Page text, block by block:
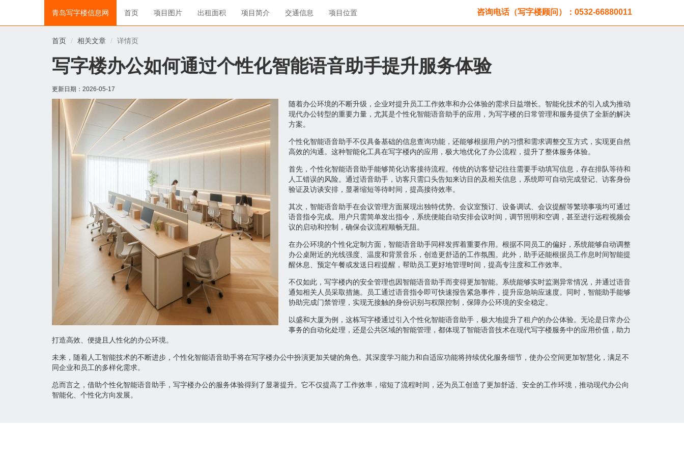
青岛写字楼信息网 首页 项目图片 出租面积 项目简介 交通信息 项目位置 咨询电话（写字楼顾问）：0532-66880011
首页 相关文章 详情页
写字楼办公如何通过个性化智能语音助手提升服务体验
更新日期： 2026-05-17
随着办公环境的不断升级，企业对提升员工工作效率和办公体验的需求日益增长。智能化技术的引入成为推动
现代办公转型的重要力量，尤其是个性化智能语音助手的应用，为写字楼的日常管理和服务提供了全新的解决
方案。
个性化智能语音助手不仅具备基础的信息查询功能，还能够根据用户的习惯和需求调整交互方式，实现更自然
高效的沟通。这种智能化工具在写字楼内的应用，极大地优化了办公流程，提升了整体服务体验。
首先，个性化智能语音助手能够简化访客接待流程。传统的访客登记往往需要手动填写信息，存在排队等待和
人工错误的风险。通过语音助手，访客只需口头告知来访目的及相关信息，系统即可自动完成登记、访客身份
验证及访谈安排，显著缩短等待时间，提高接待效率。
其次，智能语音助手在会议管理方面展现出独特优势。会议室预订、设备调试、会议提醒等繁琐事项均可通过
语音指令完成。用户只需简单发出指令，系统便能自动安排会议时间，调节照明和空调，甚至进行远程视频会
议的启动和控制，确保会议流程顺畅无阻。
在办公环境的个性化定制方面，智能语音助手同样发挥着重要作用。根据不同员工的偏好，系统能够自动调整
办公桌附近的光线强度、温度和背景音乐，创造更舒适的工作氛围。此外，助手还能根据员工作息时间智能提
醒休息、预定午餐或发送日程提醒，帮助员工更好地管理时间，提高专注度和工作效率。
不仅如此，写字楼内的安全管理也因智能语音助手而变得更加智能。系统能够实时监测异常情况，并通过语音
通知相关人员采取措施。员工通过语音指令即可快速报告紧急事件，提升应急响应速度。同时，智能助手能够
协助完成门禁管理，实现无接触的身份识别与权限控制，保障办公环境的安全稳定。
以盛和大厦为例，这栋写字楼通过引入个性化智能语音助手，极大地提升了租户的办公体验。无论是日常办公
事务的自动化处理，还是公共区域的智能管理，都体现了智能语音技术在现代写字楼服务中的应用价值，助力
打造高效、便捷且人性化的办公环境。
未来，随着人工智能技术的不断进步，个性化智能语音助手将在写字楼办公中扮演更加关键的角色。其深度学习能力和自适应功能将持续优化服务细节，使办公空间更加智慧化，满足不
同企业和员工的多样化需求。
总而言之，借助个性化智能语音助手，写字楼办公的服务体验得到了显著提升。它不仅提高了工作效率，缩短了流程时间，还为员工创造了更加舒适、安全的工作环境，推动现代办公向
智能化、个性化方向发展。